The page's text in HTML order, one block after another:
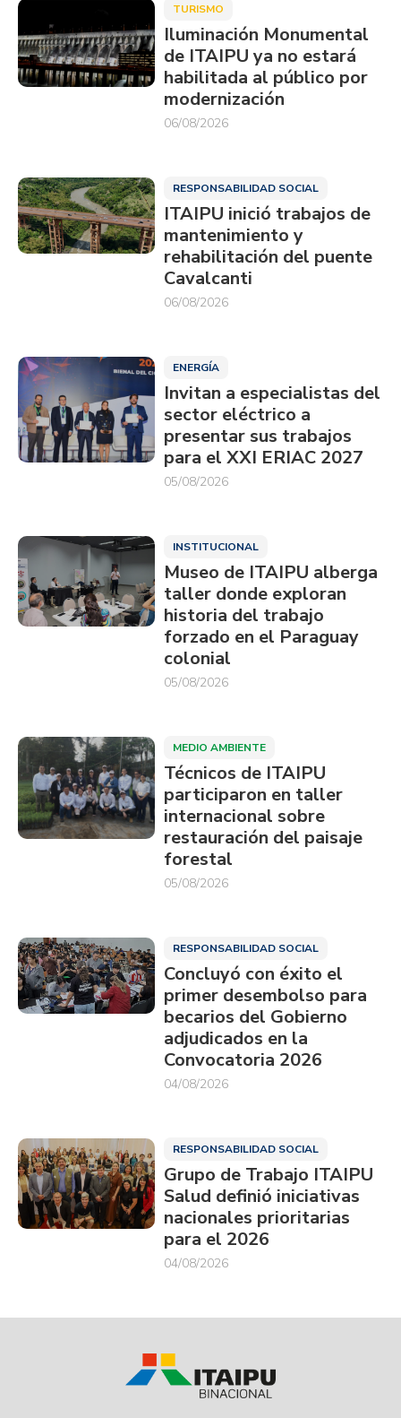
TURISMO
Iluminación Monumental
de ITAIPU ya no estará
habilitada al público por
modernización
06/08/2026
RESPONSABILIDAD SOCIAL
ITAIPU inició trabajos de
mantenimiento y
rehabilitación del puente
Cavalcanti
06/08/2026
ENERGÍA
Invitan a especialistas del
sector eléctrico a
presentar sus trabajos
para el XXI ERIAC 2027
05/08/2026
INSTITUCIONAL
Museo de ITAIPU alberga
taller donde exploran
historia del trabajo
forzado en el Paraguay
colonial
05/08/2026
MEDIO AMBIENTE
Técnicos de ITAIPU
participaron en taller
internacional sobre
restauración del paisaje
forestal
05/08/2026
RESPONSABILIDAD SOCIAL
Concluyó con éxito el
primer desembolso para
becarios del Gobierno
adjudicados en la
Convocatoria 2026
04/08/2026
RESPONSABILIDAD SOCIAL
Grupo de Trabajo ITAIPU
Salud definió iniciativas
nacionales prioritarias
para el 2026
04/08/2026